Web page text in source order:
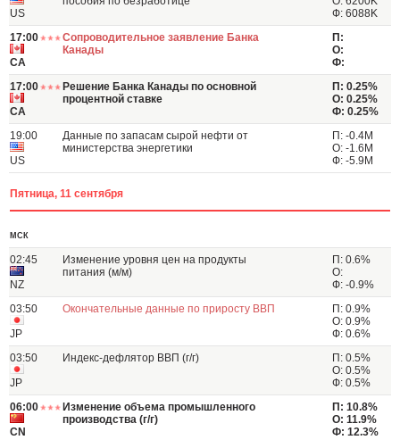
US
Ф: 6088K
17:00
CA
Сопроводительное заявление Банка
Канады
П:
О:
Ф:
17:00
CA
Решение Банка Канады по основной
процентной ставке
П: 0.25%
О: 0.25%
Ф: 0.25%
19:00
US
Данные по запасам сырой нефти от
министерства энергетики
П: -0.4M
О: -1.6M
Ф: -5.9M
Пятница, 11 сентября
МСК
02:45
NZ
Изменение уровня цен на продукты
питания (м/м)
П: 0.6%
О:
Ф: -0.9%
03:50
JP
Окончательные данные по приросту ВВП
П: 0.9%
О: 0.9%
Ф: 0.6%
03:50
JP
Индекс-дефлятор ВВП (г/г)
П: 0.5%
О: 0.5%
Ф: 0.5%
06:00
CN
Изменение объема промышленного
производства (г/г)
П: 10.8%
О: 11.9%
Ф: 12.3%